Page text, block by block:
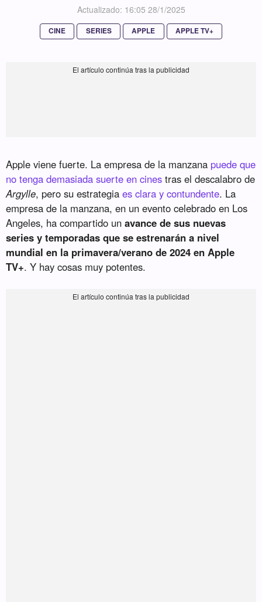
Actualizado: 16:05 28/1/2025
CINE SERIES APPLE APPLE TV+
Apple viene fuerte. La empresa de la manzana puede que
no tenga demasiada suerte en cines tras el descalabro de
Argylle, pero su estrategiaes clara y contundente. La
empresa de la manzana, en un evento celebrado en Los
Angeles, ha compartido unavance de sus nuevas
series y temporadas que se estrenarán a nivel
mundial en la primavera/verano de 2024 en Apple
TV+. Y hay cosas muy potentes.